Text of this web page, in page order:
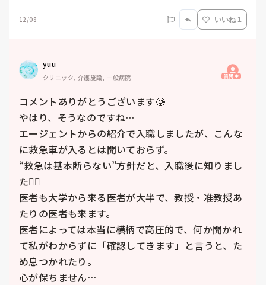
12/08 いいね 1
yuu
クリニック, 介護施設, 一般病院 質問主
コメントありがとうございます🥲
やはり、そうなのですね…
エージェントからの紹介で入職しましたが、こんな
に救急車が入るとは聞いておらず。
“救急は基本断らない”方針だと、入職後に知りまし
た🤦‍♀️
医者も大学から来る医者が大半で、教授・准教授あ
たりの医者も来ます。
医者によっては本当に横柄で高圧的で、何か聞かれ
て私がわからずに「確認してきます」と言うと、た
め息つかれたり。